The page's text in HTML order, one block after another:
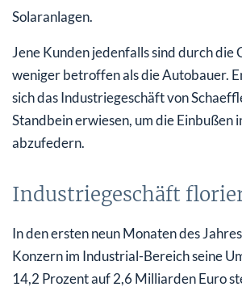
Solaranlagen.
Jene Kunden jedenfalls sind durch die
weniger betroffen als die Autobauer.
sich das Industriegeschäft von
Standbein erwiesen, um die Einbußen
abzufedern.
Industriegeschäft
In den ersten neun Monaten des
Konzern im Industrial-Bereich seine
14,2 Prozent auf 2,6 Milliarden Euro